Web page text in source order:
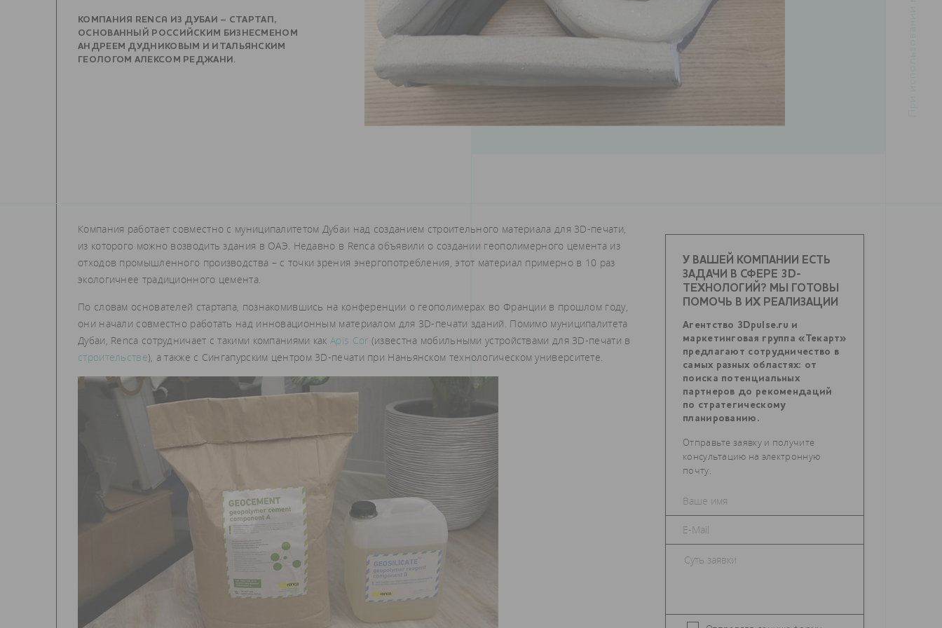
КОМПАНИЯ RENCA ИЗ ДУБАИ – СТАРТАП,
ОСНОВАННЫЙ РОССИЙСКИМ БИЗНЕСМЕНОМ
АНДРЕЕМ ДУДНИКОВЫМ И ИТАЛЬЯНСКИМ
ГЕОЛОГОМ АЛЕКСОМ РЕДЖАНИ.
Компания работает совместно с муниципалитетом Дубаи над созданием строительного материала для 3D-печати,
из которого можно возводить здания в ОАЭ. Недавно в Renca объявили о создании геополимерного цемента из
отходов промышленного производства – с точки зрения энергопотребления, этот материал примерно в 10 раз
экологичнее традиционного цемента.
По словам основателей стартапа, познакомившись на конференции о геополимерах во Франции в прошлом году,
они начали совместно работать над инновационным материалом для 3D-печати зданий. Помимо муниципалитета
Дубаи, Renca сотрудничает с такими компаниями какApis Cor (известна мобильными устройствами для 3D-печати в
строительстве), а также с Сингапурским центром 3D-печати при Наньянском технологическом университете.
У ВАШЕЙ КОМПАНИИ ЕСТЬ
ЗАДАЧИ В СФЕРЕ 3D-
ТЕХНОЛОГИЙ? МЫ ГОТОВЫ
ПОМОЧЬ В ИХ РЕАЛИЗАЦИИ
Агентство 3Dpulse.ru и
маркетинговая группа «Текарт»
предлагают сотрудничество в
самых разных областях: от
поиска потенциальных
партнеров до рекомендаций
по стратегическому
планированию.
Отправьте заявку и получите
консультацию на электронную
почту.